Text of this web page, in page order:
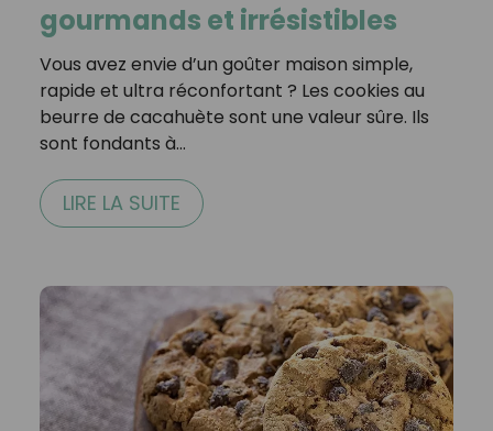
gourmands et irrésistibles
Vous avez envie d’un goûter maison simple,
rapide et ultra réconfortant ? Les cookies au
beurre de cacahuète sont une valeur sûre. Ils
sont fondants à…
LIRE LA SUITE